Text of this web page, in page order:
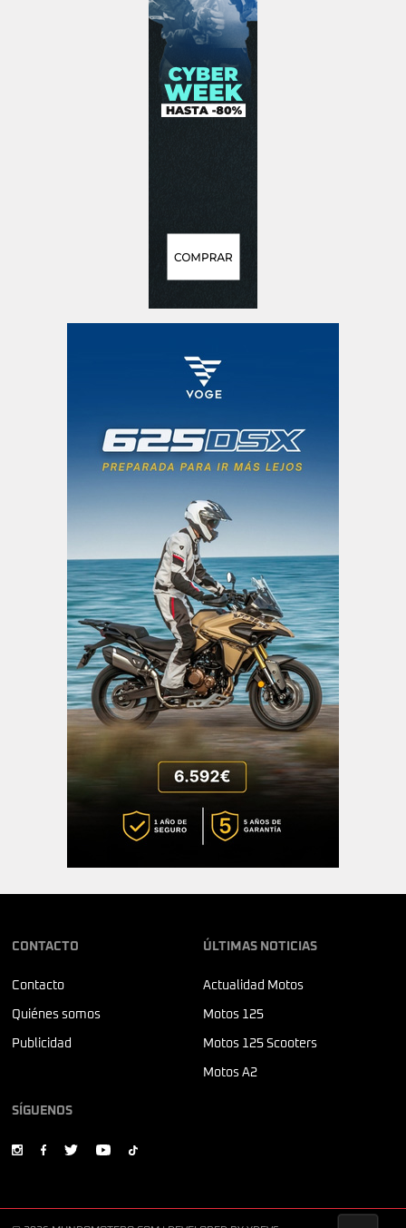
CONTACTO
Contacto
Quiénes somos
Publicidad
ÚLTIMAS NOTICIAS
Actualidad Motos
Motos 125
Motos 125 Scooters
Motos A2
SÍGUENOS